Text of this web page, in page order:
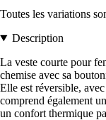
Toutes les variations
Description
La veste courte pour
chemise avec sa
Elle est réversible,
comprend également
un confort thermique